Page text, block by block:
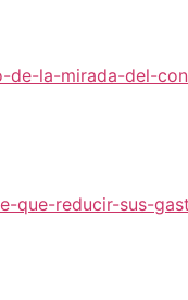
de-la-mirada-del-
que-reducir-sus-